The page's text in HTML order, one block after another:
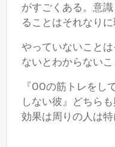
がすごくある。意
ることはそれなりに
やっていないこと
ないとわからないこ
『OOの筋トレをし
しない彼』どちら
効果は周りの人は特